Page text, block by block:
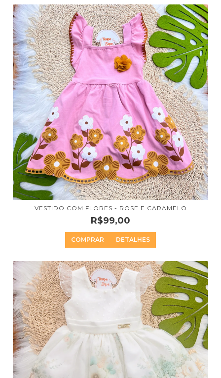
VESTIDO COM FLORES - ROSE E CARAMELO
R$99,00
COMPRAR DETALHES